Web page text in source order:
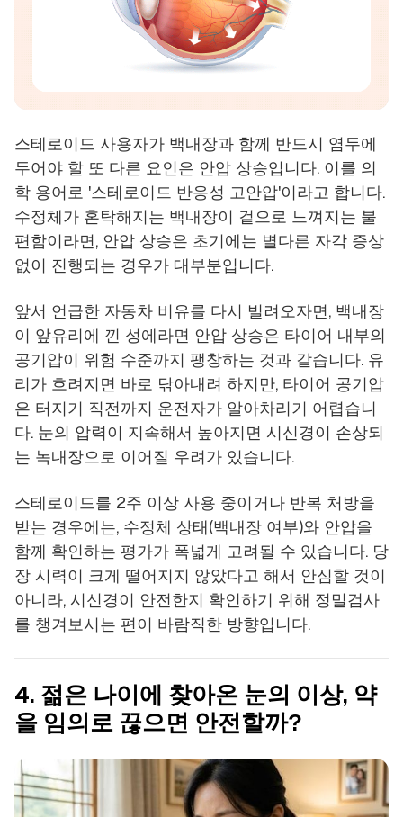
스테로이드 사용자가 백내장과 함께 반드시 염두에
두어야 할 또 다른 요인은 안압 상승입니다. 이를 의
학 용어로 '스테로이드 반응성 고안압'이라고 합니다.
수정체가 혼탁해지는 백내장이 겉으로 느껴지는 불
편함이라면, 안압 상승은 초기에는 별다른 자각 증상
없이 진행되는 경우가 대부분입니다.
앞서 언급한 자동차 비유를 다시 빌려오자면, 백내장
이 앞유리에 낀 성에라면 안압 상승은 타이어 내부의
공기압이 위험 수준까지 팽창하는 것과 같습니다. 유
리가 흐려지면 바로 닦아내려 하지만, 타이어 공기압
은 터지기 직전까지 운전자가 알아차리기 어렵습니
다. 눈의 압력이 지속해서 높아지면 시신경이 손상되
는 녹내장으로 이어질 우려가 있습니다.
스테로이드를 2주 이상 사용 중이거나 반복 처방을
받는 경우에는, 수정체 상태(백내장 여부)와 안압을
함께 확인하는 평가가 폭넓게 고려될 수 있습니다. 당
장 시력이 크게 떨어지지 않았다고 해서 안심할 것이
아니라, 시신경이 안전한지 확인하기 위해 정밀검사
를 챙겨보시는 편이 바람직한 방향입니다.
4. 젊은 나이에 찾아온 눈의 이상, 약
을 임의로 끊으면 안전할까?